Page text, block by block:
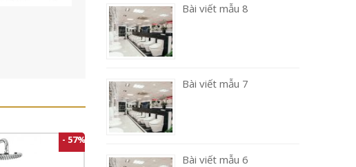
- 57%
Bài viết mẫu 8
Bài viết mẫu 7
Bài viết mẫu 6